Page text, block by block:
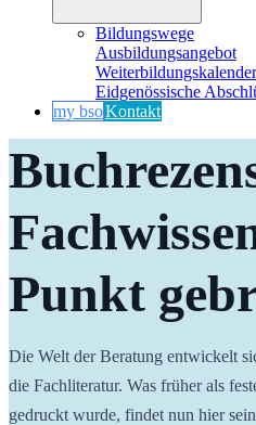
Bildungswege
Ausbildungsangebot
Weiterbildungskalender
Eidgenössische
my bsoKontakt
Punkt
Die Welt der Beratung entwickelt
die Fachliteratur. Was früher als
gedruckt wurde, findet nun hier